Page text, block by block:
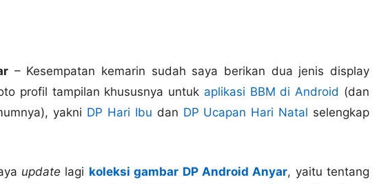
– Kesempatan kemarin sudah saya berikan dua jenis display
profil tampilan khususnya untuk aplikasi BBM di Android (dan
yakni DP Hari Ibu dan DP Ucapan Hari Natal selengkap
update lagi koleksi gambar DP Android Anyar, yaitu tentang